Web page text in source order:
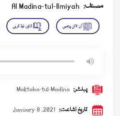
مصنف: Al Madina-tul-Ilmiyah
پبلشر: Maktaba-tul-Madina
تاریخ اشاعت: January 8 ,2021